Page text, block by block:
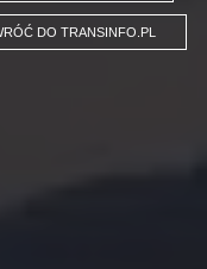
DO TRANSINFO.PL